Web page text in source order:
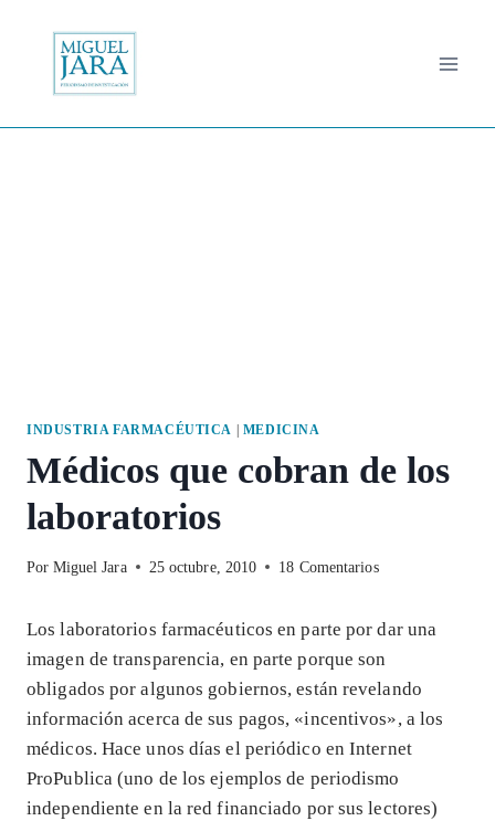
contenido
INDUSTRIA FARMACÉUTICA MEDICINA
Médicos que cobran de los
laboratorios
Por Miguel Jara 25 octubre, 2010 18 Comentarios
Los laboratorios farmacéuticos en parte por dar una
imagen de transparencia, en parte porque son
obligados por algunos gobiernos, están revelando
información acerca de sus pagos, «incentivos», a los
médicos. Hace unos días el periódico en Internet
ProPublica (uno de los ejemplos de periodismo
independiente en la red financiado por sus lectores)